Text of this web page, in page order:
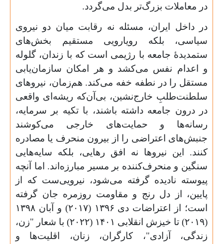
در معاملات بزرگ‌تر بدل می‌گردد.
در داخل ایران، مسئله نه رقابت میان دو نیروی
سیاسی، بلکه رویارویی مستقیم بخش‌های
ستمدیدهٔ جامعه با رژیمی است که با زندان، گلوله
و اعدام نفس می‌کشد و هر امکان سازمان‌یابی
مستقل را در نطفه خفه می‌کند. هم‌زمان، نیروهای
سلطنت‌طلبِ خارج‌نشین، بی‌آن‌که ریشه‌ای واقعی
در درون جامعه داشته باشند، با تکیه بر سرمایه،
رسانه‌ها و حمایت‏‌های خارجی می‌کوشند
جنبش‌های اعتراضی را از بیرون منحرف یا مصادره
کنند. این نیروها نه افق رهایی، بلکه سایه‌هایی
سنگین و منحرف‌کننده بر مسیر مبارزه‌اند. اما آنچه
پیوسته نادیده گرفته می‌شود، نیرویی‌ست که از
پایین، از دل رنج و مقاومت روزمره جان گرفته
است؛ از اعتراضات دی ۱۳۹۶ (۲۰۱۷) و آبان ۱۳۹۸
(۲۰۱۹)
تا خیزش انقلابی ۱۴۰۱ (۲۰۲۲)
با شعار "زن،
زندگی، آزادی"، کارگران، زنان، اقلیت‌ها و